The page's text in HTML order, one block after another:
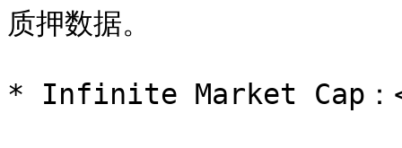
质押数据。
* Infinite Market Cap：